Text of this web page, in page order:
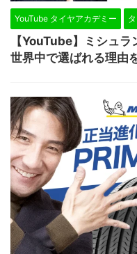
YouTube タイヤアカデミー
【YouTube】ミシュ
世界中で選ばれる理由